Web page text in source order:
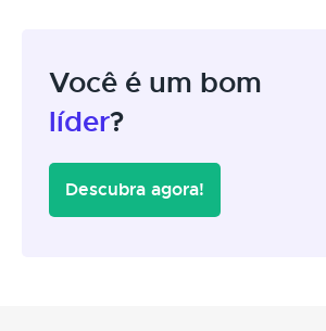
Você é um bom
líder?
Descubra agora!